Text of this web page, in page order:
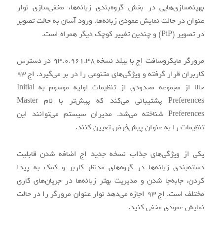
نامعتبر یا کلیک
روی لینک‌های
مخرب، از طریق
توزیع تبلیغات
آلوده، آلودگی
بهینه‌سازی‌هایی در بخش گروه‌بندی زبانه‌ها، مخفی‌سازی نوار
عنوان در حالت نمایش عمودی زبانه‌ها، ورود آسان به حالت تصویر
در تصویر (PiP) و چندین تغییر کوچک دیگر همراه است.
مرورگر مایکروسافت اج با بیلد نسخه ۹۳.۰.۹۶۱.۳۸ در دسترس
کاربران قرار گرفته و ویژگی‌های متنوعی را در بر می‌گیرد. اج ۹۳
حالا از مجموعه محدودی از تنظیمات اولیه موسوم به Initial
Preferences پشتیبانی می‌کند که پیش‌تر با نام Master
Preferences شناخته می‌شد. مدیران سیستم می‌توانند این
تنظیمات را به عنوان پیش‌فرض تعیین کنند.
یکی از ویژگی‌های جذاب نسخه جدید اج اضافه شدن قابلیت
دسته‌بندی زبانه‌ها در گروه‌های مدنظر کاربر و کمک به پیدا
کردن، جابه‌جا شدن و مدیریت بهتر زبانه‌ها در جریان‌های کاری
مختلف است. اج ۹۳ اجازه می‌دهد نوار عنوان مرورگر را در حالت
نمایش عمودی مخفی کنید.